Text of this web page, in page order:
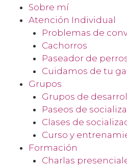
Sobre mí
Atención Individual
Problemas de
Cachorros
Paseador de
Cuidamos de tu
Grupos
Grupos de
Paseos de
Clases de
Curso y
Formación
Charlas